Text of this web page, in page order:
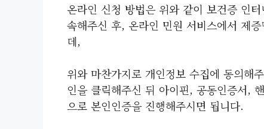
온라인 신청 방법은 위와 같이 보건증 인
속해주신 후, 온라인 민원 서비스에서 제
데,
위와 마찬가지로 개인정보 수집에 동의해
인을 클릭해주신 뒤 아이핀, 공동인증서,
으로 본인인증을 진행해주시면 됩니다.